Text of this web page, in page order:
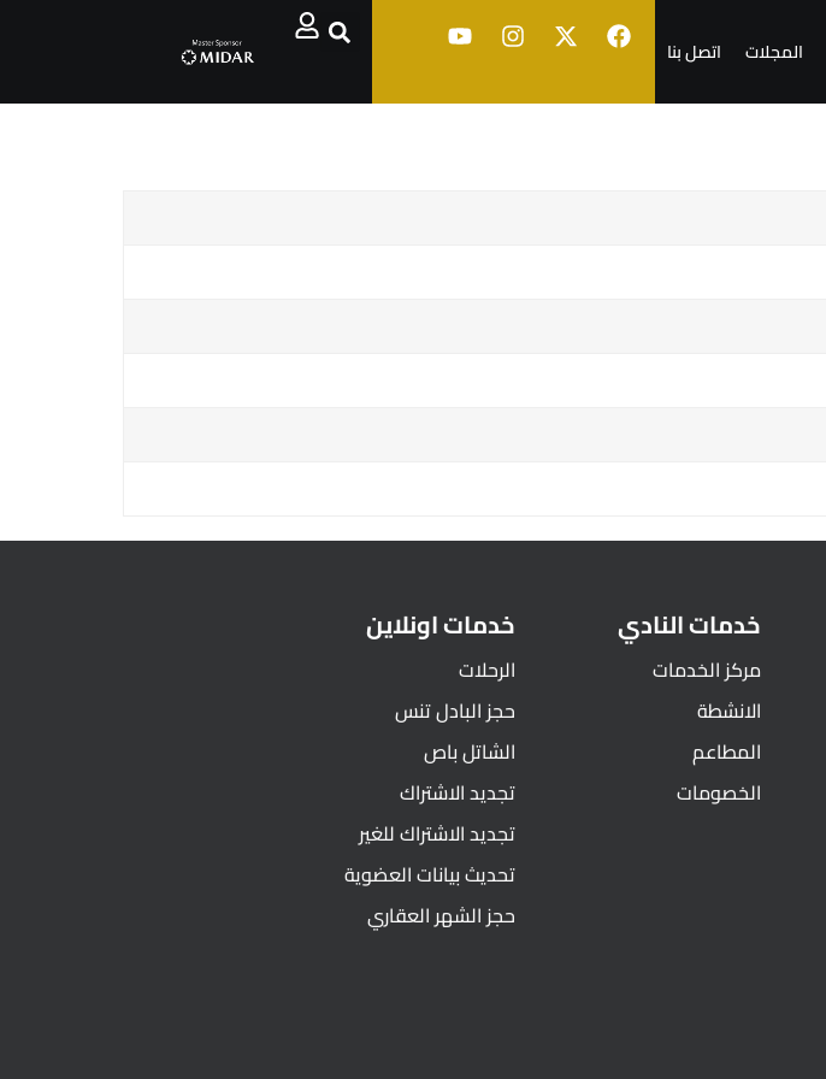
المجلات اتصل بنا
خدمات النادي
مركز الخدمات
الانشطة
المطاعم
الخصومات
خدمات اونلاين
الرحلات
حجز البادل تنس
الشاتل باص
تجديد الاشتراك
تجديد الاشتراك للغير
تحديث بيانات العضوية
حجز الشهر العقاري